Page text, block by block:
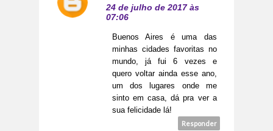
24 de julho de 2017 às
07:06
Buenos Aires é uma das
minhas cidades favoritas no
mundo, já fui 6 vezes e
quero voltar ainda esse ano,
um dos lugares onde me
sinto em casa, dá pra ver a
sua felicidade lá!
Responder